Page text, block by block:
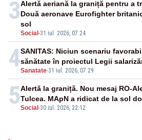
3
Social -31 iul. 2026, 07:24
Alertă aeriană la graniță pentru a
Două aeronave Eurofighter
sol
4Sanatate-31 iul. 2026, 07:29
SANITAS: Niciun scenariu
sănătate în proiectul Legii
5Social -30 iul. 2026, 22:12
Alertă la graniță. Nou mesaj RO-
Tulcea. MApN a ridicat de la sol